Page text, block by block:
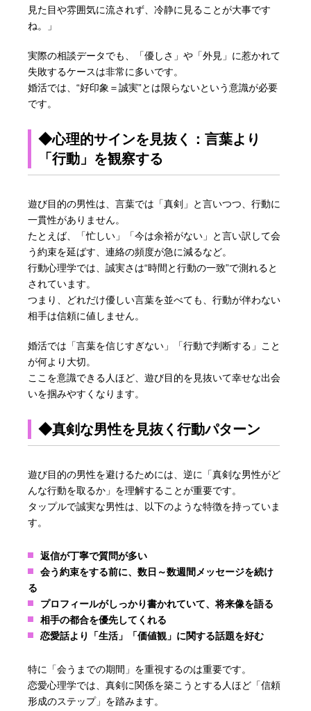
見た目や雰囲気に流されず、冷静に見ることが大事です
ね。」
実際の相談データでも、「優しさ」や「外見」に惹かれて
失敗するケースは非常に多いです。
婚活では、“好印象＝誠実”とは限らないという意識が必要
です。
◆心理的サインを見抜く：言葉より
「行動」を観察する
遊び目的の男性は、言葉では「真剣」と言いつつ、行動に
一貫性がありません。
たとえば、「忙しい」「今は余裕がない」と言い訳して会
う約束を延ばす、連絡の頻度が急に減るなど。
行動心理学では、誠実さは“時間と行動の一致”で測れると
されています。
つまり、どれだけ優しい言葉を並べても、行動が伴わない
相手は信頼に値しません。
婚活では「言葉を信じすぎない」「行動で判断する」こと
が何より大切。
ここを意識できる人ほど、遊び目的を見抜いて幸せな出会
いを掴みやすくなります。
◆真剣な男性を見抜く行動パターン
遊び目的の男性を避けるためには、逆に「真剣な男性がど
んな行動を取るか」を理解することが重要です。
タップルで誠実な男性は、以下のような特徴を持っていま
す。
返信が丁寧で質問が多い
会う約束をする前に、数日～数週間メッセージを続け
る
プロフィールがしっかり書かれていて、将来像を語る
相手の都合を優先してくれる
恋愛話より「生活」「価値観」に関する話題を好む
特に「会うまでの期間」を重視するのは重要です。
恋愛心理学では、真剣に関係を築こうとする人ほど「信頼
形成のステップ」を踏みます。